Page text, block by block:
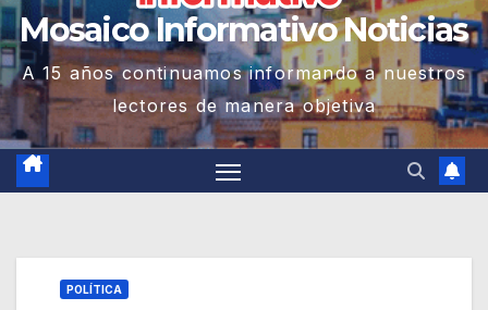
Mosaico Informativo Noticias
A 15 años continuamos informando a nuestros
lectores de manera objetiva
POLÍTICA